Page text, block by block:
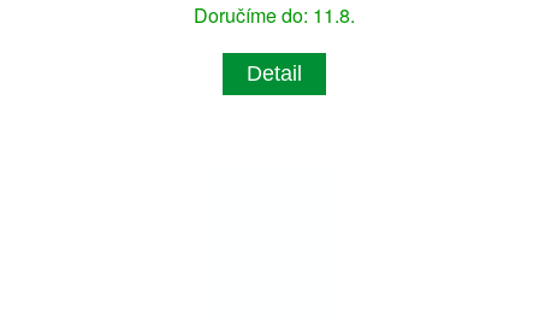
Doručíme do: 11.8.
Detail